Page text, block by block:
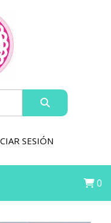
SESIÓN
0